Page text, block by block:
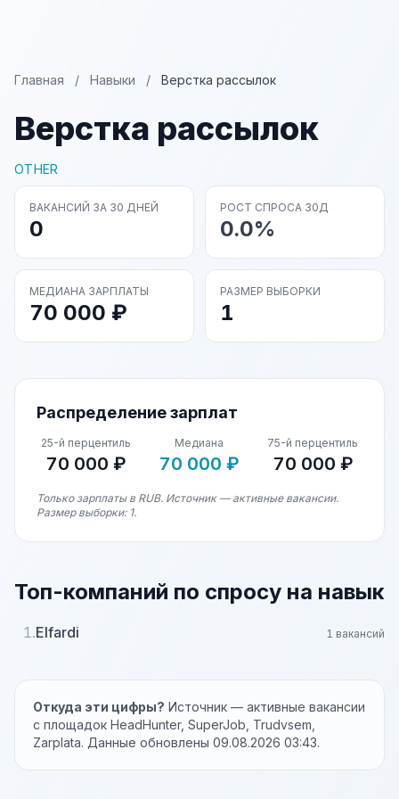
Главная / Навыки / Верстка рассылок
Верстка рассылок
OTHER
ВАКАНСИЙ ЗА 30 ДНЕЙ
0
РОСТ СПРОСА 30Д
0.0%
МЕДИАНА ЗАРПЛАТЫ
70 000 ₽
РАЗМЕР ВЫБОРКИ
1
Распределение зарплат
25-й перцентиль
70 000 ₽
Медиана
70 000 ₽
75-й перцентиль
70 000 ₽
Только зарплаты в RUB. Источник — активные вакансии.
Размер выборки: 1.
Топ-компаний по спросу на навык
1.Elfardi 1 вакансий
Откуда эти цифры? Источник — активные вакансии
с площадок HeadHunter, SuperJob, Trudvsem,
Zarplata. Данные обновлены 09.08.2026 03:43.